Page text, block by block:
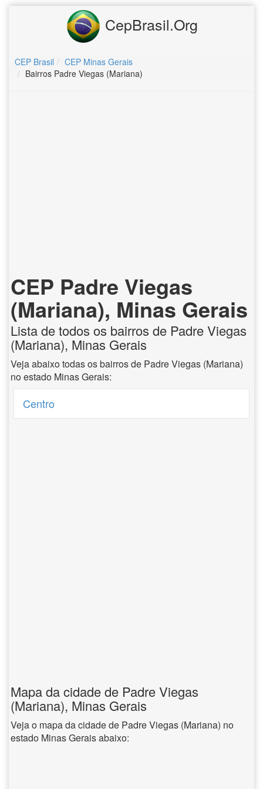
CepBrasil.Org
CEP Brasil
CEP Minas Gerais
Bairros Padre Viegas (Mariana)
CEP Padre Viegas
(Mariana), Minas Gerais
Lista de todos os bairros de Padre Viegas
(Mariana), Minas Gerais
Veja abaixo todas os bairros de Padre Viegas (Mariana)
no estado Minas Gerais:
Centro
Mapa da cidade de Padre Viegas
(Mariana), Minas Gerais
Veja o mapa da cidade de Padre Viegas (Mariana) no
estado Minas Gerais abaixo: